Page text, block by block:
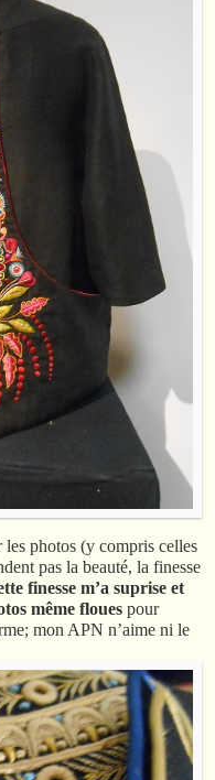
les photos (y compris celles
pas la beauté, la finesse
finesse m’a suprise et
même floues pour
mon APN n’aime ni le